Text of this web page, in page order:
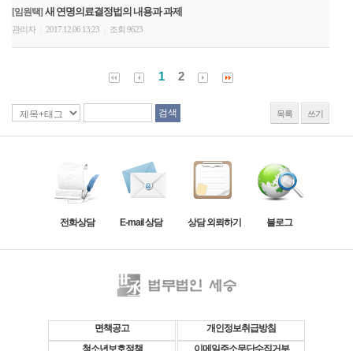
[임원택] 새 연명의료결정법의 내용과 과제
관리자 2017.12.06 13:23 조회 9623
1 2
목록 쓰기
전화상담 E-mail 상담 상담 외뢰하기 블로그
면책공고
개인정보취급방침
청소년보호정책
이메일주소무단수집거부